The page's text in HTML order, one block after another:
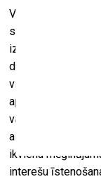
Visbeidzot, citādu
sastopam Miķeļa
izspēlēto sapni
dueta
vizionārs”, kas
apzīmētājiem.
valodas
aicina plašāk
ikvienu
interešu